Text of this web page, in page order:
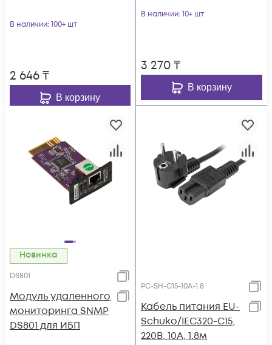
В наличии: 100+ шт
2 646₸
В корзину
В наличии: 10+ шт
3 270₸
В корзину
Новинка
DS801
Модуль удаленного
мониторинга SNMP
DS801 для ИБП
PC-SH-C15-10A-1.8
Кабель питания EU-
Schuko/IEC320-C15,
220B, 10А, 1.8м